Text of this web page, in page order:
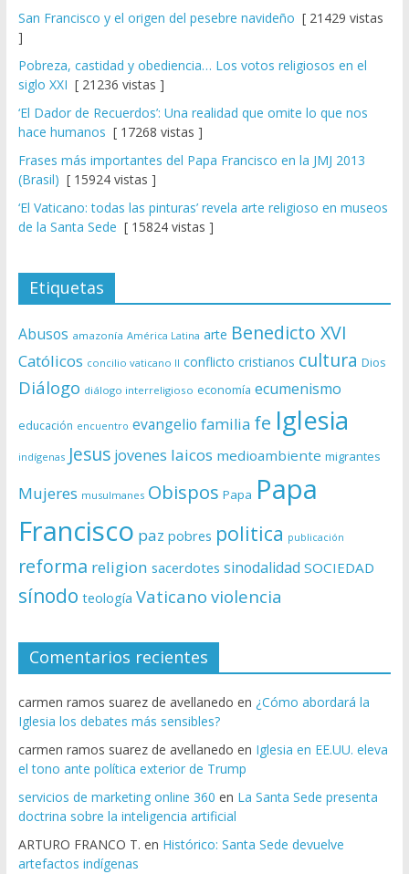
San Francisco y el origen del pesebre navideño [ 21429 vistas
]
Pobreza, castidad y obediencia… Los votos religiosos en el
siglo XXI [ 21236 vistas ]
‘El Dador de Recuerdos’: Una realidad que omite lo que nos
hace humanos [ 17268 vistas ]
Frases más importantes del Papa Francisco en la JMJ 2013
(Brasil) [ 15924 vistas ]
‘El Vaticano: todas las pinturas’ revela arte religioso en museos
de la Santa Sede [ 15824 vistas ]
Etiquetas
Abusos amazonía América Latina arte Benedicto XVI
Católicos concilio vaticano II conflicto cristianos cultura Dios
Diálogo diálogo interreligioso economía ecumenismo
educación encuentro evangelio familia fe Iglesia
indígenas Jesus jovenes laicos medioambiente migrantes
Mujeres musulmanes Obispos Papa Papa
Francisco paz pobres politica publicación
reforma religion sacerdotes sinodalidad SOCIEDAD
sínodo teología Vaticano violencia
Comentarios recientes
carmen ramos suarez de avellanedo en ¿Cómo abordará la
Iglesia los debates más sensibles?
carmen ramos suarez de avellanedo en Iglesia en EE.UU. eleva
el tono ante política exterior de Trump
servicios de marketing online 360 en La Santa Sede presenta
doctrina sobre la inteligencia artificial
ARTURO FRANCO T. en Histórico: Santa Sede devuelve
artefactos indígenas